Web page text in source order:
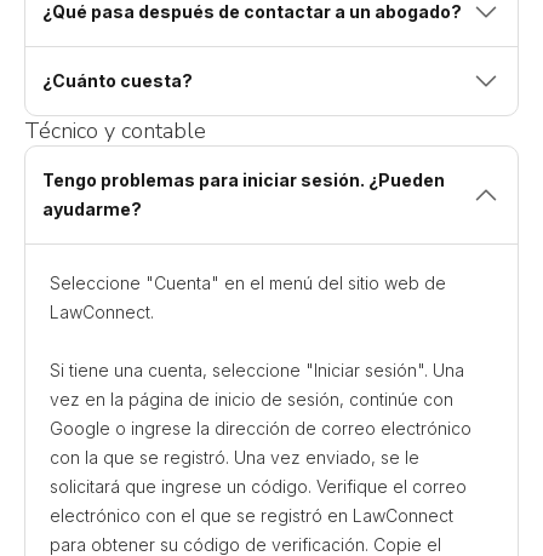
¿Qué pasa después de contactar a un abogado?
¿Cuánto cuesta?
Técnico y contable
Tengo problemas para iniciar sesión. ¿Pueden
ayudarme?
Seleccione "Cuenta" en el menú del sitio web de
LawConnect.
Si tiene una cuenta, seleccione "Iniciar sesión". Una
vez en la página de inicio de sesión, continúe con
Google o ingrese la dirección de correo electrónico
con la que se registró. Una vez enviado, se le
solicitará que ingrese un código. Verifique el correo
electrónico con el que se registró en LawConnect
para obtener su código de verificación. Copie el